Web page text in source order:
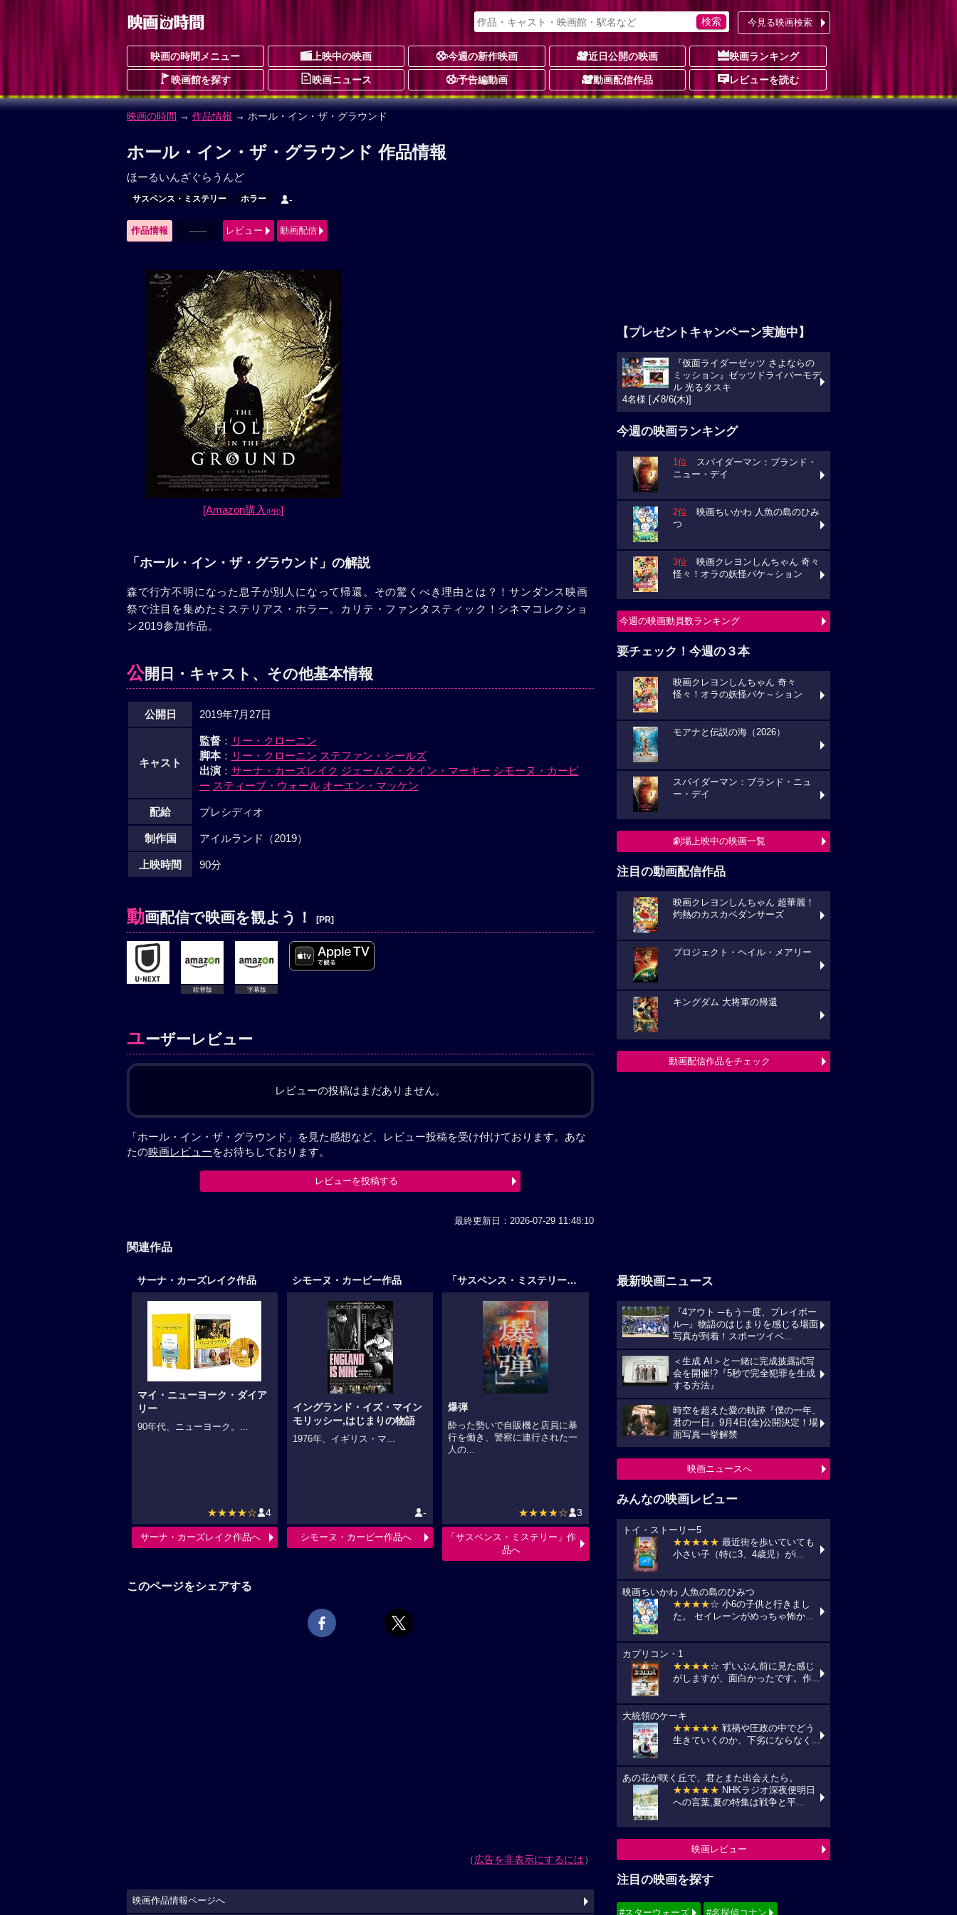
今見る映画検索
映画の時間メニュー 上映中の映画 今週の新作映画 近日公開の映画 映画ランキング
映画館を探す 映画ニュース 予告編動画 動画配信作品 レビューを読む
映画の時間 → 作品情報 → ホール・イン・ザ・グラウンド
ホール・イン・ザ・グラウンド 作品情報
ほーるいんざぐらうんど
サスペンス・ミステリー ホラー -
作品情報 ------ レビュー 動画配信
[Amazon購入(PR)]
「ホール・イン・ザ・グラウンド」の解説
森で行方不明になった息子が別人になって帰還。その驚くべき理由とは？！サンダンス映画
祭で注目を集めたミステリアス・ホラー。カリテ・ファンタスティック！シネマコレクショ
ン2019参加作品。
公開日・キャスト、その他基本情報
公開日 2019年7月27日
キャスト
監督： リー・クローニン
脚本： リー・クローニン ステファン・シールズ
出演： サーナ・カーズレイク ジェームズ・クイン・マーキー シモーヌ・カービ
ー スティーブ・ウォール オーエン・マッケン
配給 プレシディオ
制作国 アイルランド（2019）
上映時間 90分
動画配信で映画を観よう！ [PR]
吹替版 字幕版
ユーザーレビュー
レビューの投稿はまだありません。
「ホール・イン・ザ・グラウンド」を見た感想など、レビュー投稿を受け付けております。あな
たの映画レビューをお待ちしております。
レビューを投稿する
最終更新日：2026-07-29 11:48:10
関連作品
サーナ・カーズレイク作品
マイ・ニューヨーク・ダイア
リー
90年代、ニューヨーク。...
★★★★☆ 4
サーナ・カーズレイク作品へ
シモーヌ・カービー作品
イングランド・イズ・マイン
モリッシー,はじまりの物語
1976年、イギリス・マ...
-
シモーヌ・カービー作品へ
「サスペンス・ミステリー」作品
爆弾
酔った勢いで自販機と店員に暴
行を働き、警察に連行された一
人の...
★★★★☆ 3
「サスペンス・ミステリー」作
品へ
このページをシェアする
（広告を非表示にするには）
【プレゼントキャンペーン実施中】
『仮面ライダーゼッツ さよならの
ミッション』ゼッツドライバーモデ
ル 光るタスキ
4名様 [〆8/6(木)]
今週の映画ランキング
1位 スパイダーマン：ブランド・
ニュー・デイ
2位 映画ちいかわ 人魚の島のひみ
つ
3位 映画クレヨンしんちゃん 奇々
怪々！オラの妖怪バケ～ション
今週の映画動員数ランキング
要チェック！今週の３本
映画クレヨンしんちゃん 奇々
怪々！オラの妖怪バケ～ション
モアナと伝説の海（2026）
スパイダーマン：ブランド・ニュ
ー・デイ
劇場上映中の映画一覧
注目の動画配信作品
映画クレヨンしんちゃん 超華麗！
灼熱のカスカベダンサーズ
プロジェクト・ヘイル・メアリー
キングダム 大将軍の帰還
動画配信作品をチェック
最新映画ニュース
『4アウト ─もう一度、プレイボー
ル─』物語のはじまりを感じる場面
写真が到着！スポーツイベ...
＜生成 AI＞と一緒に完成披露試写
会を開催!?『5秒で完全犯罪を生成
する方法』
時空を超えた愛の軌跡『僕の一年、
君の一日』9月4日(金)公開決定！場
面写真一挙解禁
映画ニュースへ
みんなの映画レビュー
トイ・ストーリー5
★★★★★ 最近街を歩いていても
小さい子（特に3、4歳児）がi...
映画ちいかわ 人魚の島のひみつ
★★★★☆ 小6の子供と行きまし
た。 セイレーンがめっちゃ怖か...
カプリコン・1
★★★★☆ ずいぶん前に見た感じ
がしますが、面白かったです。作...
大統領のケーキ
★★★★★ 戦禍や圧政の中でどう
生きていくのか、下劣にならなく...
あの花が咲く丘で、君とまた出会えたら。
★★★★★ NHKラジオ深夜便明日
への言葉,夏の特集は戦争と平...
映画レビュー
注目の映画を探す
#スターウォーズ #名探偵コナン
映画作品情報ページへ